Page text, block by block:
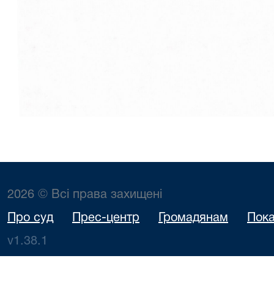
2026 © Всі права захищені
Про суд Прес-центр Громадянам
v1.38.1